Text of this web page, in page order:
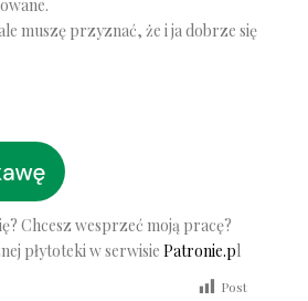
muszę przyznać, że i ja dobrze się
Chcesz wesprzeć moją pracę?
płytoteki w serwisie Patronie.pl
Post